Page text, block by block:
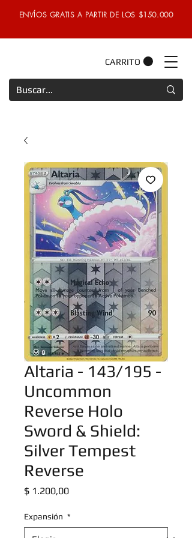
ENVÍOS GRATIS A PARTIR DE LOS $150.000
CARRITO
Altaria - 143/195 -
Uncommon
Reverse Holo
Sword & Shield:
Silver Tempest
Reverse
$ 1.200,00Precio
Expansión *